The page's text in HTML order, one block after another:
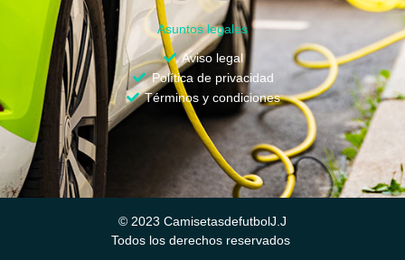
Asuntos legales
Aviso legal
Política de privacidad
Términos y condiciones
© 2023 CamisetasdefutbolJ.J
Todos los derechos reservados